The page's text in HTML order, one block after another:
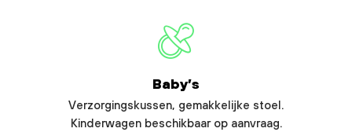
Baby’s
Verzorgingskussen, gemakkelijke stoel.
Kinderwagen beschikbaar op aanvraag.